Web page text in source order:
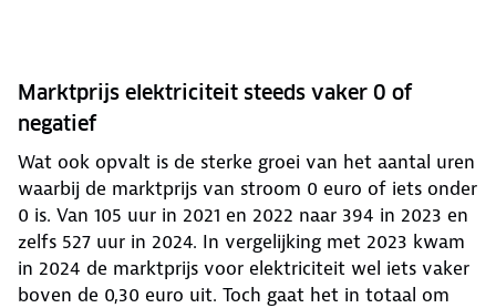
Marktprijs elektriciteit steeds vaker 0 of
negatief
Wat ook opvalt is de sterke groei van het aantal uren
waarbij de marktprijs van stroom 0 euro of iets onder
0 is. Van 105 uur in 2021 en 2022 naar 394 in 2023 en
zelfs 527 uur in 2024. In vergelijking met 2023 kwam
in 2024 de marktprijs voor elektriciteit wel iets vaker
boven de 0,30 euro uit. Toch gaat het in totaal om